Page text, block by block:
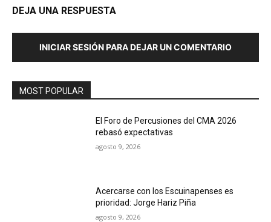
DEJA UNA RESPUESTA
INICIAR SESIÓN PARA DEJAR UN COMENTARIO
MOST POPULAR
El Foro de Percusiones del CMA 2026
rebasó expectativas
agosto 9, 2026
Acercarse con los Escuinapenses es
prioridad: Jorge Hariz Piña
agosto 9, 2026